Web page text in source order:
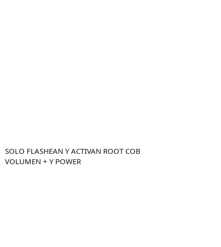
SOLO FLASHEAN Y ACTIVAN ROOT COB
VOLUMEN + Y POWER